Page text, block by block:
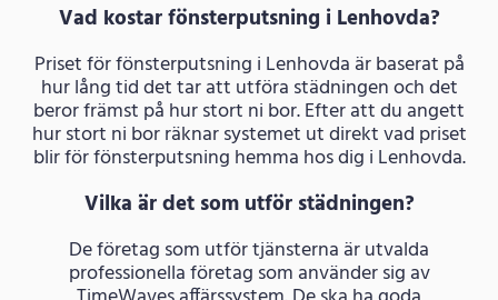
Vad kostar fönsterputsning i Lenhovda?
Priset för fönsterputsning i Lenhovda är baserat på
hur lång tid det tar att utföra städningen och det
beror främst på hur stort ni bor. Efter att du angett
hur stort ni bor räknar systemet ut direkt vad priset
blir för fönsterputsning hemma hos dig i Lenhovda.
Vilka är det som utför städningen?
De företag som utför tjänsterna är utvalda
professionella företag som använder sig av